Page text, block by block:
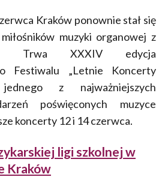
Kraków ponownie stał się
muzyki organowej z
Trwa XXXIV edycja
Festiwalu „Letnie Koncerty
z najważniejszych
poświęconych muzyce
koncerty 12 i 14 czerwca.
ligi szkolnej w
Kraków